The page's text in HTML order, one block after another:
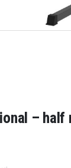
– half